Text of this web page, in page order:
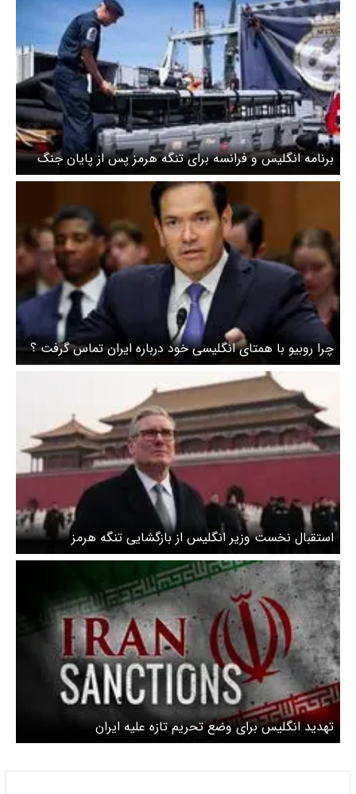
برنامه انگلیس و فرانسه برای تنگه هرمز پس از پایان جنگ
چرا روبیو با همتای انگلیسی خود درباره ایران تماس گرفت ؟
استقبال نخست وزیر انگلیس از بازگشایی تنگه هرمز
تهدید انگلیس برای وضع تحریم تازه علیه ایران